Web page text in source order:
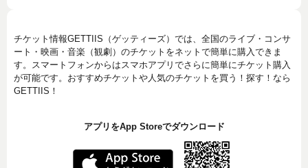
チケット情報GETTIIS（ゲッティーズ）では、全国のライブ・コンサ
ート・映画・音楽（観劇）のチケットをネットで簡単に購入できま
す。スマートフォンからはスマホアプリでさらに簡単にチケット購入
が可能です。おすすめチケットや人気のチケットを買う！探す！なら
GETTIIS！
アプリをApp Storeでダウンロード